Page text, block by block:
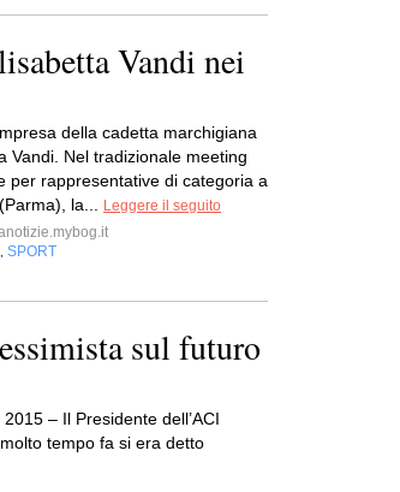
Vandi nei
della cadetta marchigiana
Vandi. Nel tradizionale meeting
per rappresentative di categoria a
la...
Leggere il seguito
SPORT
sul futuro
– Il Presidente dell’ACI
tempo fa si era detto